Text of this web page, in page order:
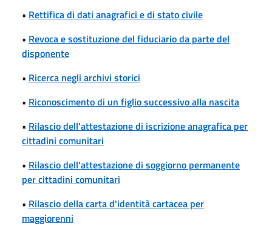
• Rettifica di dati anagrafici e di stato civile
• Revoca e sostituzione del fiduciario da parte del
disponente
• Ricerca negli archivi storici
• Riconoscimento di un figlio successivo alla nascita
• Rilascio dell'attestazione di iscrizione anagrafica per
cittadini comunitari
• Rilascio dell'attestazione di soggiorno permanente
per cittadini comunitari
• Rilascio della carta d'identità cartacea per
maggiorenni